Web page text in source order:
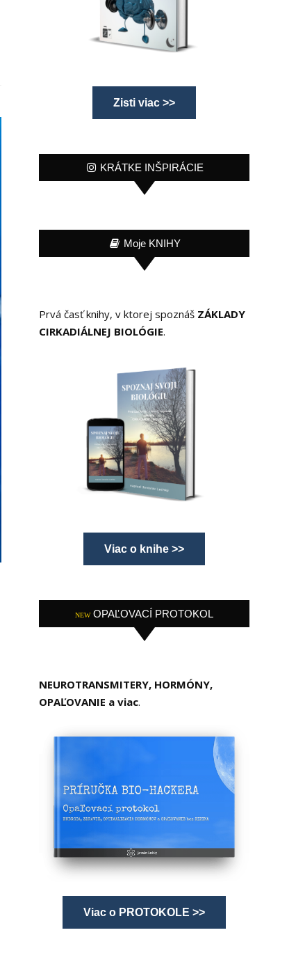
Zisti viac >>
KRÁTKE INŠPIRÁCIE
Moje KNIHY
Prvá časť knihy, v ktorej spoznáš ZÁKLADY
CIRKADIÁLNEJ BIOLÓGIE.
Viac o knihe >>
NEW OPAĽOVACÍ PROTOKOL
NEUROTRANSMITERY, HORMÓNY,
OPAĽOVANIE a viac.
Viac o PROTOKOLE >>